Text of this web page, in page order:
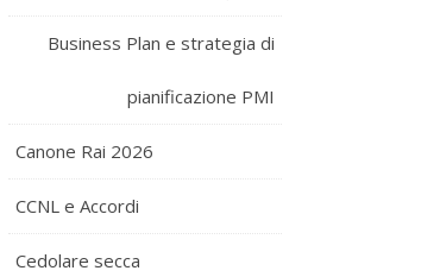
Business Plan e strategia di
pianificazione PMI
Canone Rai 2026
CCNL e Accordi
Cedolare secca